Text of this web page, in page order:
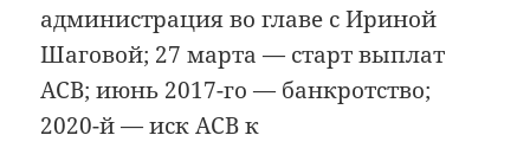
администрация во главе с Ириной
Шаговой; 27 марта — старт выплат
АСВ; июнь 2017-го — банкротство;
2020-й — иск АСВ к